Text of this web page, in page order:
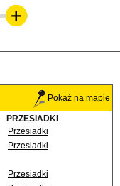
Pokaż na mapie
PRZESIADKI
Przesiadki
Przesiadki
Przesiadki